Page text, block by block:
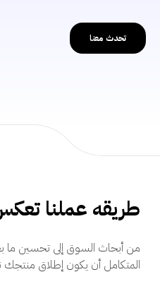
تحدث معنا
طريقه عملنا تعكس
من أبحاث السوق إلى تحسين ما
المتكامل أن يكون إطلاق منتجك